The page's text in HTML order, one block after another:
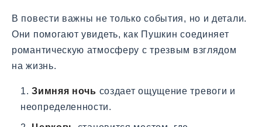
В повести важны не только события, но и детали.
Они помогают увидеть, как Пушкин соединяет
романтическую атмосферу с трезвым взглядом
на жизнь.
Зимняя ночь создает ощущение тревоги и
неопределенности.